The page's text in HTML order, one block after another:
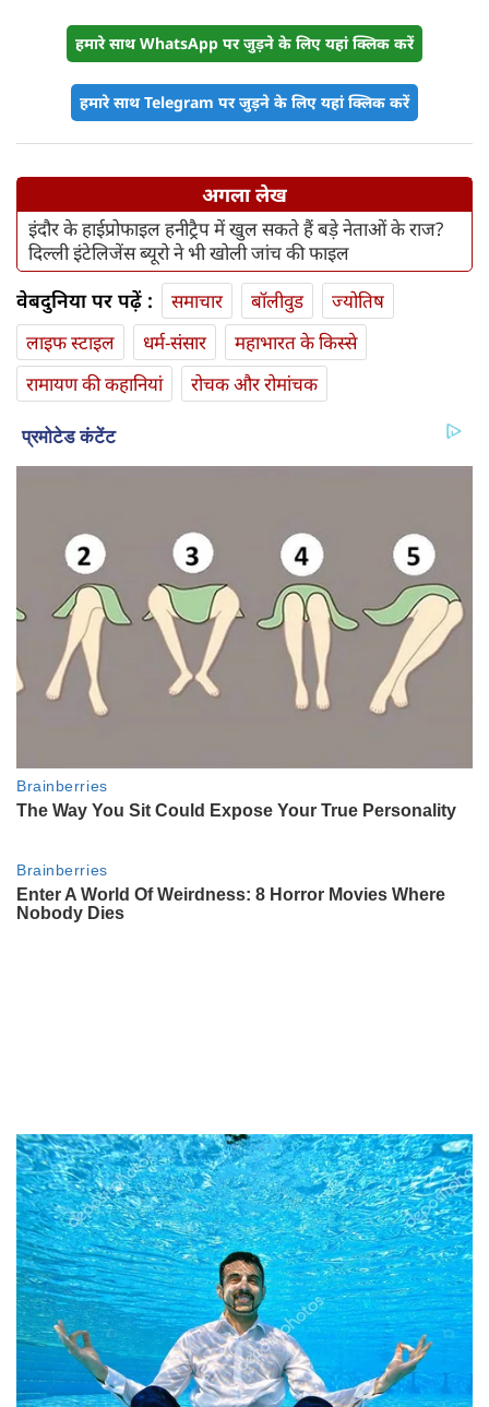
हमारे साथ WhatsApp पर जुड़ने के लिए यहां क्लिक करें
हमारे साथ Telegram पर जुड़ने के लिए यहां क्लिक करें
अगला लेख
इंदौर के हाईप्रोफाइल हनीट्रैप में खुल सकते हैं बड़े नेताओं के राज?
दिल्‍ली इंटेलिजेंस ब्यूरो ने भी खोली जांच की फाइल
वेबदुनिया पर पढ़ें : समाचार बॉलीवुड
ज्योतिष
लाइफ स्‍टाइल
धर्म-संसार
महाभारत के किस्से
रामायण की कहानियां
रोचक और रोमांचक